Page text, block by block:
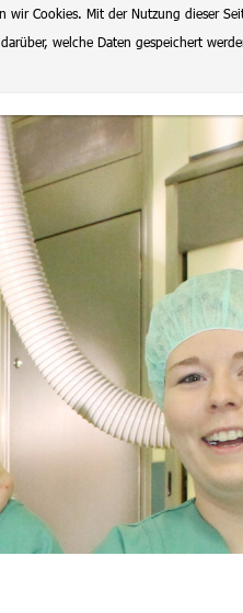
Cookies. Mit der Nutzung dieser
welche Daten gespeichert